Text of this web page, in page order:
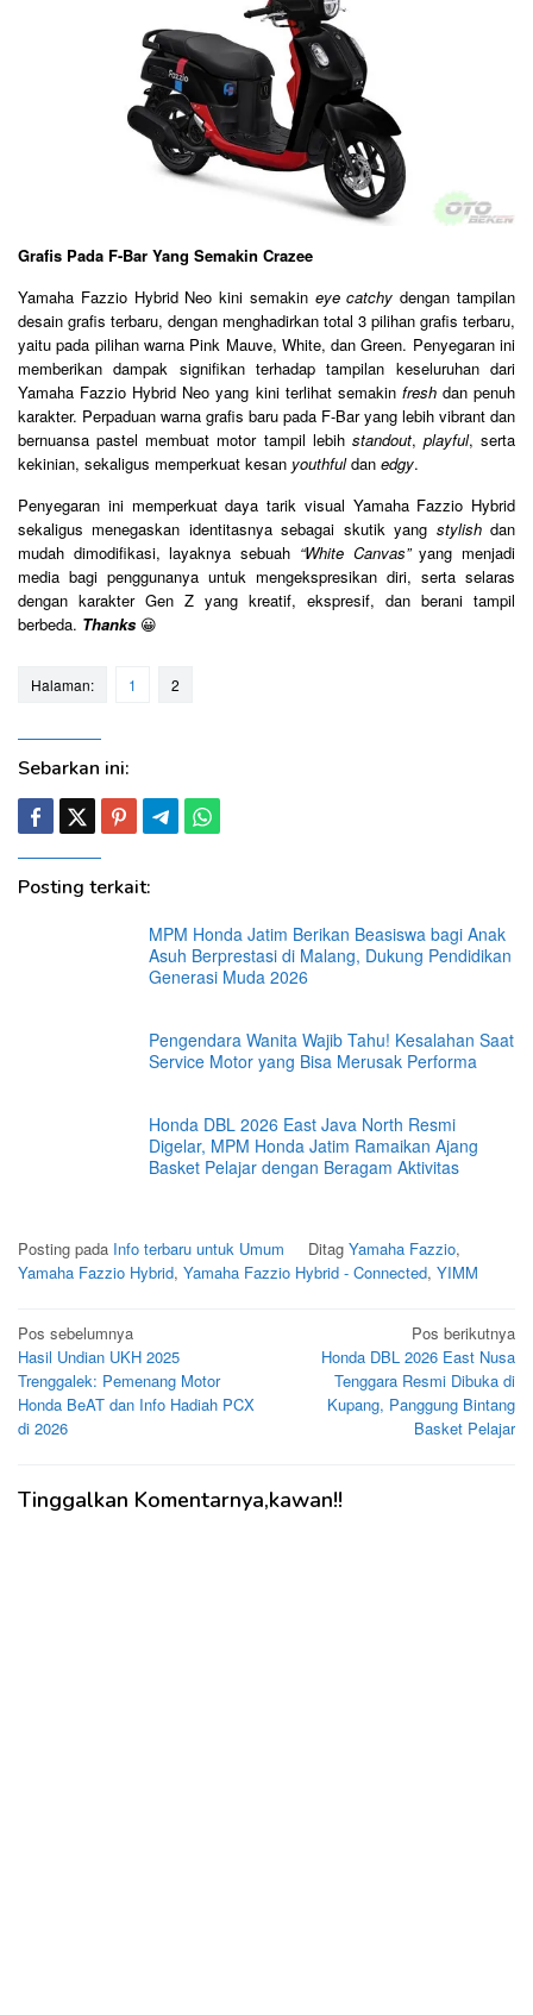
Grafis Pada F-Bar Yang Semakin Crazee
Yamaha Fazzio Hybrid Neo kini semakin eye catchy dengan tampilan
desain grafis terbaru, dengan menghadirkan total 3 pilihan grafis terbaru,
yaitu pada pilihan warna Pink Mauve, White, dan Green. Penyegaran ini
memberikan dampak signifikan terhadap tampilan keseluruhan dari
Yamaha Fazzio Hybrid Neo yang kini terlihat semakin freshdan penuh
karakter. Perpaduan warna grafis baru pada F-Bar yang lebih vibrant dan
bernuansa pastel membuat motor tampil lebih standout, playful, serta
kekinian, sekaligus memperkuat kesan youthfuldan edgy.
Penyegaran ini memperkuat daya tarik visual Yamaha Fazzio Hybrid
sekaligus menegaskan identitasnya sebagai skutik yang stylishdan
mudah dimodifikasi, layaknya sebuah “White Canvas”yang menjadi
media bagi penggunanya untuk mengekspresikan diri, serta selaras
dengan karakter Gen Z yang kreatif, ekspresif, dan berani tampil
berbeda. Thanks 😀
Halaman: 1 2
Sebarkan ini:
Posting terkait:
MPM Honda Jatim Berikan Beasiswa bagi Anak
Asuh Berprestasi di Malang, Dukung Pendidikan
Generasi Muda 2026
Pengendara Wanita Wajib Tahu! Kesalahan Saat
Service Motor yang Bisa Merusak Performa
Honda DBL 2026 East Java North Resmi
Digelar, MPM Honda Jatim Ramaikan Ajang
Basket Pelajar dengan Beragam Aktivitas
Posting pada Info terbaru untuk Umum Ditag Yamaha Fazzio,
Yamaha Fazzio Hybrid, Yamaha Fazzio Hybrid - Connected, YIMM
Navigasi
pos
Pos sebelumnya
Hasil Undian UKH 2025
Trenggalek: Pemenang Motor
Honda BeAT dan Info Hadiah PCX
di 2026
Pos berikutnya
Honda DBL 2026 East Nusa
Tenggara Resmi Dibuka di
Kupang, Panggung Bintang
Basket Pelajar
Tinggalkan Komentarnya,kawan!!